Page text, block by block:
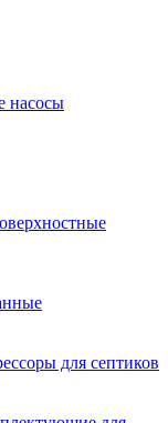
насосы
для септиков